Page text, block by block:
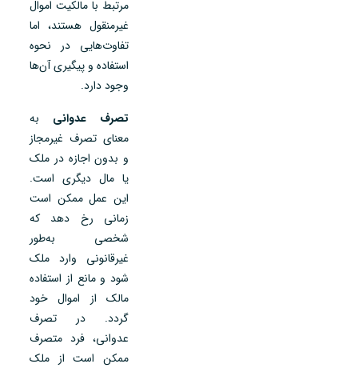
مرتبط با مالکیت اموال
غیرمنقول هستند، اما
تفاوت‌هایی در نحوه
استفاده و پیگیری آن‌ها
وجود دارد.
تصرف عدوانی به
معنای تصرف غیرمجاز
و بدون اجازه در ملک
یا مال دیگری است.
این عمل ممکن است
زمانی رخ دهد که
شخصی به‌طور
غیرقانونی وارد ملک
شود و مانع از استفاده
مالک از اموال خود
گردد. در تصرف
عدوانی، فرد متصرف
ممکن است از ملک